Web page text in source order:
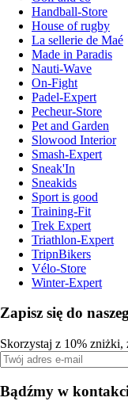
Handball-Store
House of rugby
La sellerie de Maé
Made in Paradis
Nauti-Wave
On-Fight
Padel-Expert
Pecheur-Store
Pet and Garden
Slowood Interior
Smash-Expert
Sneak'In
Sneakids
Sport is good
Training-Fit
Trek Expert
Triathlon-Expert
TripnBikers
Vélo-Store
Winter-Expert
Zapisz się do
Skorzystaj z 10% zniżki,
Bądźmy w